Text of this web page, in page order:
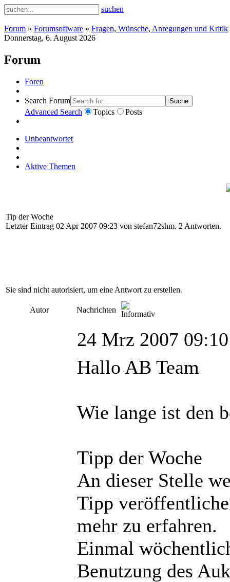
suchen
Forum » Forumsoftware » Fragen, Wünsche, Anregungen und Kritik
Donnerstag, 6. August 2026
Forum
Foren
Search Forum Suche
Advanced Search Topics Posts
Unbeantwortet
Aktive Themen
Tip der Woche
Letzter Eintrag 02 Apr 2007 09:23 von stefan72shm. 2 Antworten.
Sie sind nicht autorisiert, um eine Antwort zu erstellen.
Autor Nachrichten
24 Mrz 2007 09:10
Hallo AB Team
Wie lange ist den
Tipp der Woche
An dieser Stelle
Tipp
mehr zu erfahren.
Einmal
Benutzung des